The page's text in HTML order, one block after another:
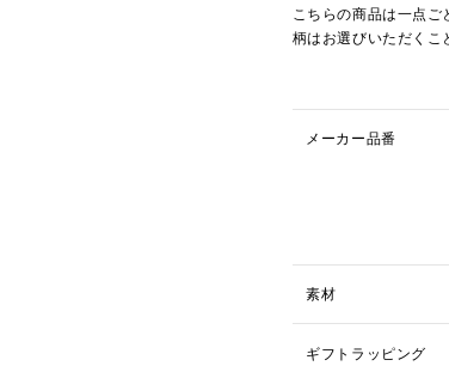
こちらの商品は一点ご
柄はお選びいただくこ
メーカー品番
素材
ギフトラッピング